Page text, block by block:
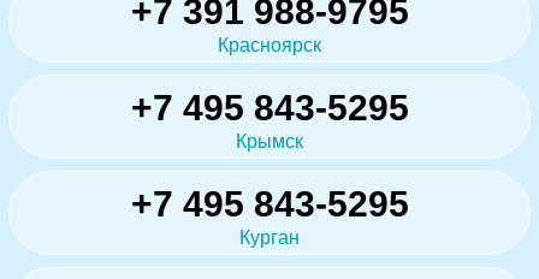
+7 391 988-9795
Красноярск
+7 495 843-5295
Крымск
+7 495 843-5295
Курган